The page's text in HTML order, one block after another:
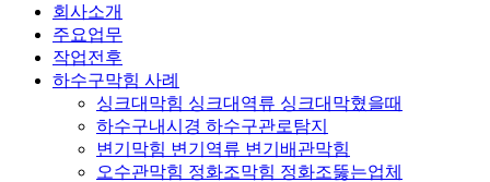
회사소개
주요업무
작업전후
하수구막힘 사례
싱크대막힘 싱크대역류 싱크대막혔을때
하수구내시경 하수구관로탐지
변기막힘 변기역류 변기배관막힘
오수관막힘 정화조막힘 정화조뚫는업체